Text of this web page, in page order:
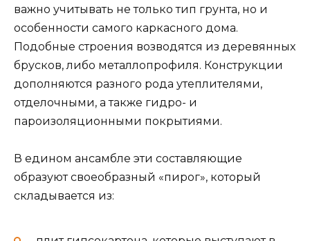
важно учитывать не только тип грунта, но и
особенности самого каркасного дома.
Подобные строения возводятся из деревянных
брусков, либо металлопрофиля. Конструкции
дополняются разного рода утеплителями,
отделочными, а также гидро- и
пароизоляционными покрытиями.
В едином ансамбле эти составляющие
образуют своеобразный «пирог», который
складывается из: